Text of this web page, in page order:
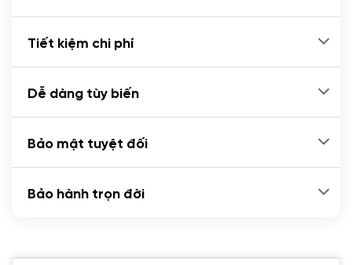
Tiết kiệm chi phí
Dễ dàng tùy biến
Bảo mật tuyệt đối
Bảo hành trọn đời